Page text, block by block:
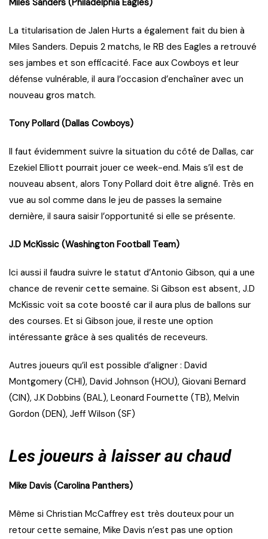
La titularisation de Jalen Hurts a également fait du bien à
Miles Sanders. Depuis 2 matchs, le RB des Eagles a retrouvé
ses jambes et son efficacité. Face aux Cowboys et leur
défense vulnérable, il aura l’occasion d’enchaîner avec un
nouveau gros match.
Tony Pollard (Dallas Cowboys)
Il faut évidemment suivre la situation du côté de Dallas, car
Ezekiel Elliott pourrait jouer ce week-end. Mais s’il est de
nouveau absent, alors Tony Pollard doit être aligné. Très en
vue au sol comme dans le jeu de passes la semaine
dernière, il saura saisir l’opportunité si elle se présente.
J.D McKissic (Washington Football Team)
Ici aussi il faudra suivre le statut d’Antonio Gibson, qui a une
chance de revenir cette semaine. Si Gibson est absent, J.D
McKissic voit sa cote boosté car il aura plus de ballons sur
des courses. Et si Gibson joue, il reste une option
intéressante grâce à ses qualités de receveurs.
Autres joueurs qu’il est possible d’aligner : David
Montgomery (CHI), David Johnson (HOU), Giovani Bernard
(CIN), J.K Dobbins (BAL), Leonard Fournette (TB), Melvin
Gordon (DEN), Jeff Wilson (SF)
Les joueurs à laisser au chaud
Mike Davis (Carolina Panthers)
Même si Christian McCaffrey est très douteux pour un
retour cette semaine, Mike Davis n’est pas une option